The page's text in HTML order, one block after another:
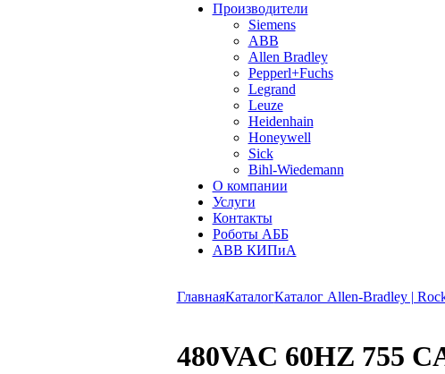
Производители
Siemens
ABB
Allen Bradley
Pepperl+Fuchs
Legrand
Leuze
Heidenhain
Honeywell
Sick
Bihl-Wiedemann
О компании
Услуги
Контакты
Роботы АББ
ABB КИПиА
ГлавнаяКаталогКаталог Allen-Bradley |
480VAC 60HZ 755